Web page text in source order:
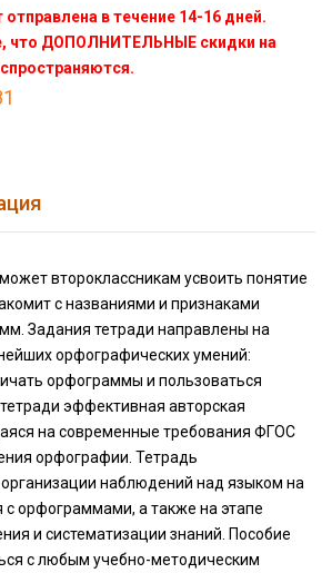
отправлена в течение 14-16 дней.
что ДОПОЛНИТЕЛЬНЫЕ скидки на
второклассникам усвоить понятие
с названиями и признаками
Задания тетради направлены на
орфографических умений:
орфограммы и пользоваться
эффективная авторская
на современные требования ФГОС
орфографии. Тетрадь
наблюдений над языком на
с орфограммами, а также на этапе
и систематизации знаний. Пособие
с любым учебно-методическим